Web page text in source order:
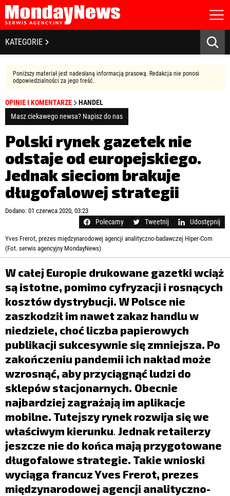
STRONA GŁÓWNA
O NAS
POLITYKA PRYWATNOŚCI
LICENCJA
KONTAKT
Zapamiętaj mnie
Zapomniałeś hasła?
Kliknij tutaj
zaloguj się
KATEGORIE
BIZNES I GOSPODARKA
SPOŁECZEŃSTWO
EDUKACJA
MEDIA
ZDROWIE I URODA
KULTURA
OPINIE I KOMENTARZE
Poniższy materiał jest nadesłaną informacją prasową. Redakcja nie ponosi
odpowiedzialności za jego treść.
OPINIE I KOMENTARZE
HANDEL
Masz ciekawego newsa? Napisz do nas
Polski rynek gazetek nie
odstaje od europejskiego.
Jednak sieciom brakuje
długofalowej strategii
Dodano: 01 czerwca 2020, 03:23
Polecamy Tweetnij Udostępnij
Yves Frerot, prezes międzynarodowej agencji analityczno-badawczej Hiper-Com
(Fot. serwis agencyjny MondayNews)
W całej Europie drukowane gazetki wciąż
są istotne, pomimo cyfryzacji i rosnących
kosztów dystrybucji. W Polsce nie
zaszkodził im nawet zakaz handlu w
niedziele, choć liczba papierowych
publikacji sukcesywnie się zmniejsza. Po
zakończeniu pandemii ich nakład może
wzrosnąć, aby przyciągnąć ludzi do
sklepów stacjonarnych. Obecnie
najbardziej zagrażają im aplikacje
mobilne. Tutejszy rynek rozwija się we
właściwym kierunku. Jednak retailerzy
jeszcze nie do końca mają przygotowane
długofalowe strategie. Takie wnioski
wyciąga francuz Yves Frerot, prezes
międzynarodowej agencji analityczno-